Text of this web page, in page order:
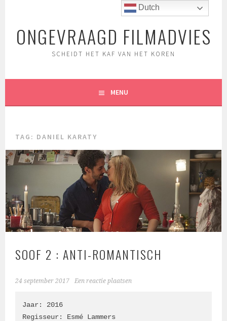
inhoudONGEVRAAGD FILMADVIES
SCHEIDT HET KAF VAN HET KOREN
MENU
TAG: DANIEL KARATY
SOOF 2 : ANTI-ROMANTISCH
24 september 2017 Een reactie plaatsen
Jaar: 2016
Regisseur: Esmé Lammers
Dutch